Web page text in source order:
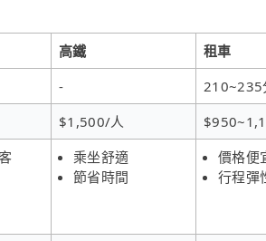
高鐵 租車
- 210~235
$1,500/人
乘坐舒適
節省時間
價格便
行程彈